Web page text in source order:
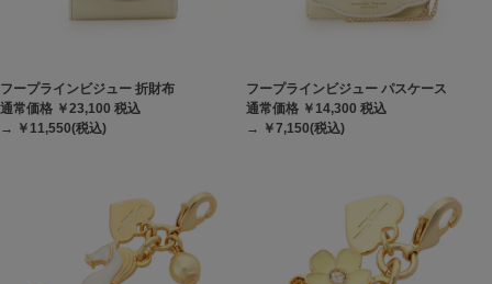
フープラインビジュー 折財布
通常価格 ￥23,100 税込
→ ￥11,550(税込)
フープラインビジュー パスケース
通常価格 ￥14,300 税込
→ ￥7,150(税込)